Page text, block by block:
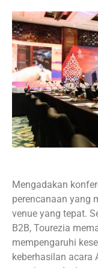
Mengadakan
perencanaan yang
venue yang tepat.
B2B, Tourezia
mempengaruhi
keberhasilan acara